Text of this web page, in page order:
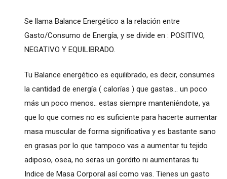
Se llama Balance Energético a la relación entre
Gasto/Consumo de Energía, y se divide en : POSITIVO,
NEGATIVO Y EQUILIBRADO.
Tu Balance energético es equilibrado, es decir, consumes
la cantidad de energía ( calorías ) que gastas... un poco
más un poco menos.. estas siempre manteniéndote, ya
que lo que comes no es suficiente para hacerte aumentar
masa muscular de forma significativa y es bastante sano
en grasas por lo que tampoco vas a aumentar tu tejido
adiposo, osea, no seras un gordito ni aumentaras tu
Indice de Masa Corporal así como vas. Tienes un gasto